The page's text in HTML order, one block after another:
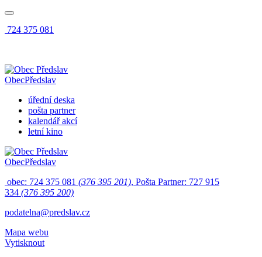
724 375 081
ObecPředslav
úřední deska
pošta partner
kalendář akcí
letní kino
ObecPředslav
obec: 724 375 081 (376 395 201), Pošta Partner: 727 915
334 (376 395 200)
podatelna@predslav.cz
Mapa webu
Vytisknout